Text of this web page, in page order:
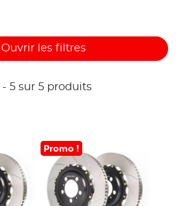
Ouvrir les filtres
1 - 5 sur 5 produits
Promo !